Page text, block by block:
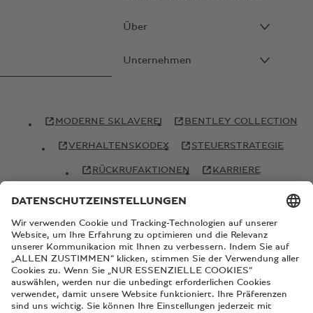
Über
Unternehmen
MODERNE SKLAVEREI BENTLEY COLLECTION
VERHALTENSKODEX STEUERSTRATEGIE
RÜCKRUFAKTIONEN KARRIERE
© Copyright Bentley Motors 2026
IMPRESSUM
SITEMAP
NEHMEN SIE KONTAKT MIT UNS AUF